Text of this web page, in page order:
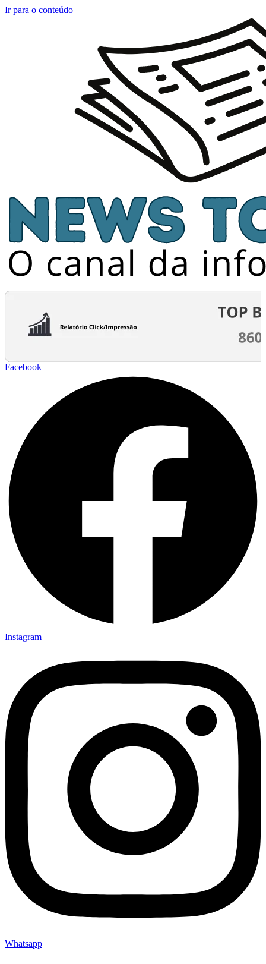
Ir para o conteúdo
Facebook
Instagram
Whatsapp